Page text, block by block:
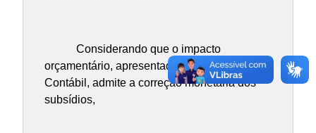
Considerando que o impacto
orçamentário, apresentado pela Assessoria
Contábil, admite a correção monetária dos
subsídios,